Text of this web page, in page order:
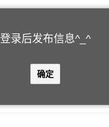
登录后发布信息^_^
确定
女士